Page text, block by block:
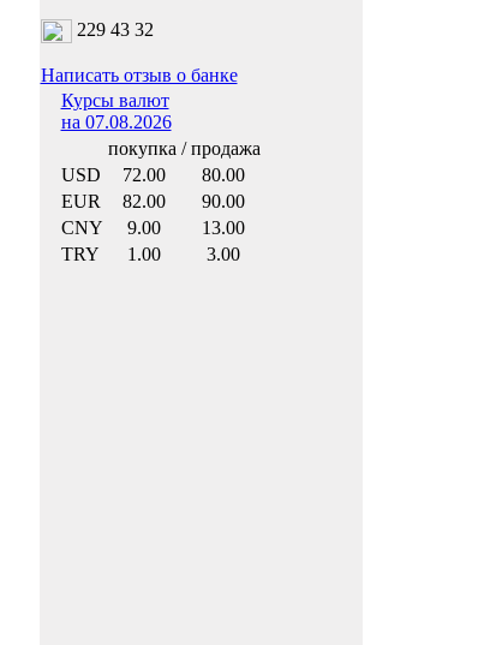
229 43 32
Написать отзыв о банке
Курсы валют
на 07.08.2026
покупка / продажа
USD
72.00
80.00
EUR
82.00
90.00
CNY
9.00
13.00
TRY
1.00 3.00